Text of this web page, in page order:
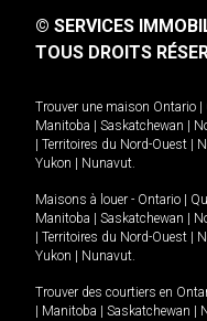
© SERVICES
TOUS DROITS
Trouver une maison Ontario
Manitoba
Saskatchewan
Territoires du Nord-Ouest
Yukon
Nunavut.
Maisons à louer - Ontario
Manitoba
Saskatchewan
Territoires du Nord-Ouest
Yukon
Nunavut.
Trouver des courtiers en
Manitoba Saskatchewan